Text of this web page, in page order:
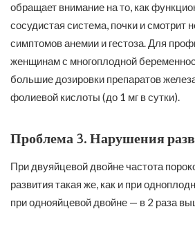
обращает внимание на то, как
сосудистая система, почки и смотрит
симптомов анемии и гестоза. Для
женщинам с многоплодной
большие дозировки препаратов
фолиевой кислоты (до 1 мг в сутки).
Проблема 3. Нарушения
При двуяйцевой двойне частота
развития такая же, как и при
при однояйцевой двойне — в 2 раза